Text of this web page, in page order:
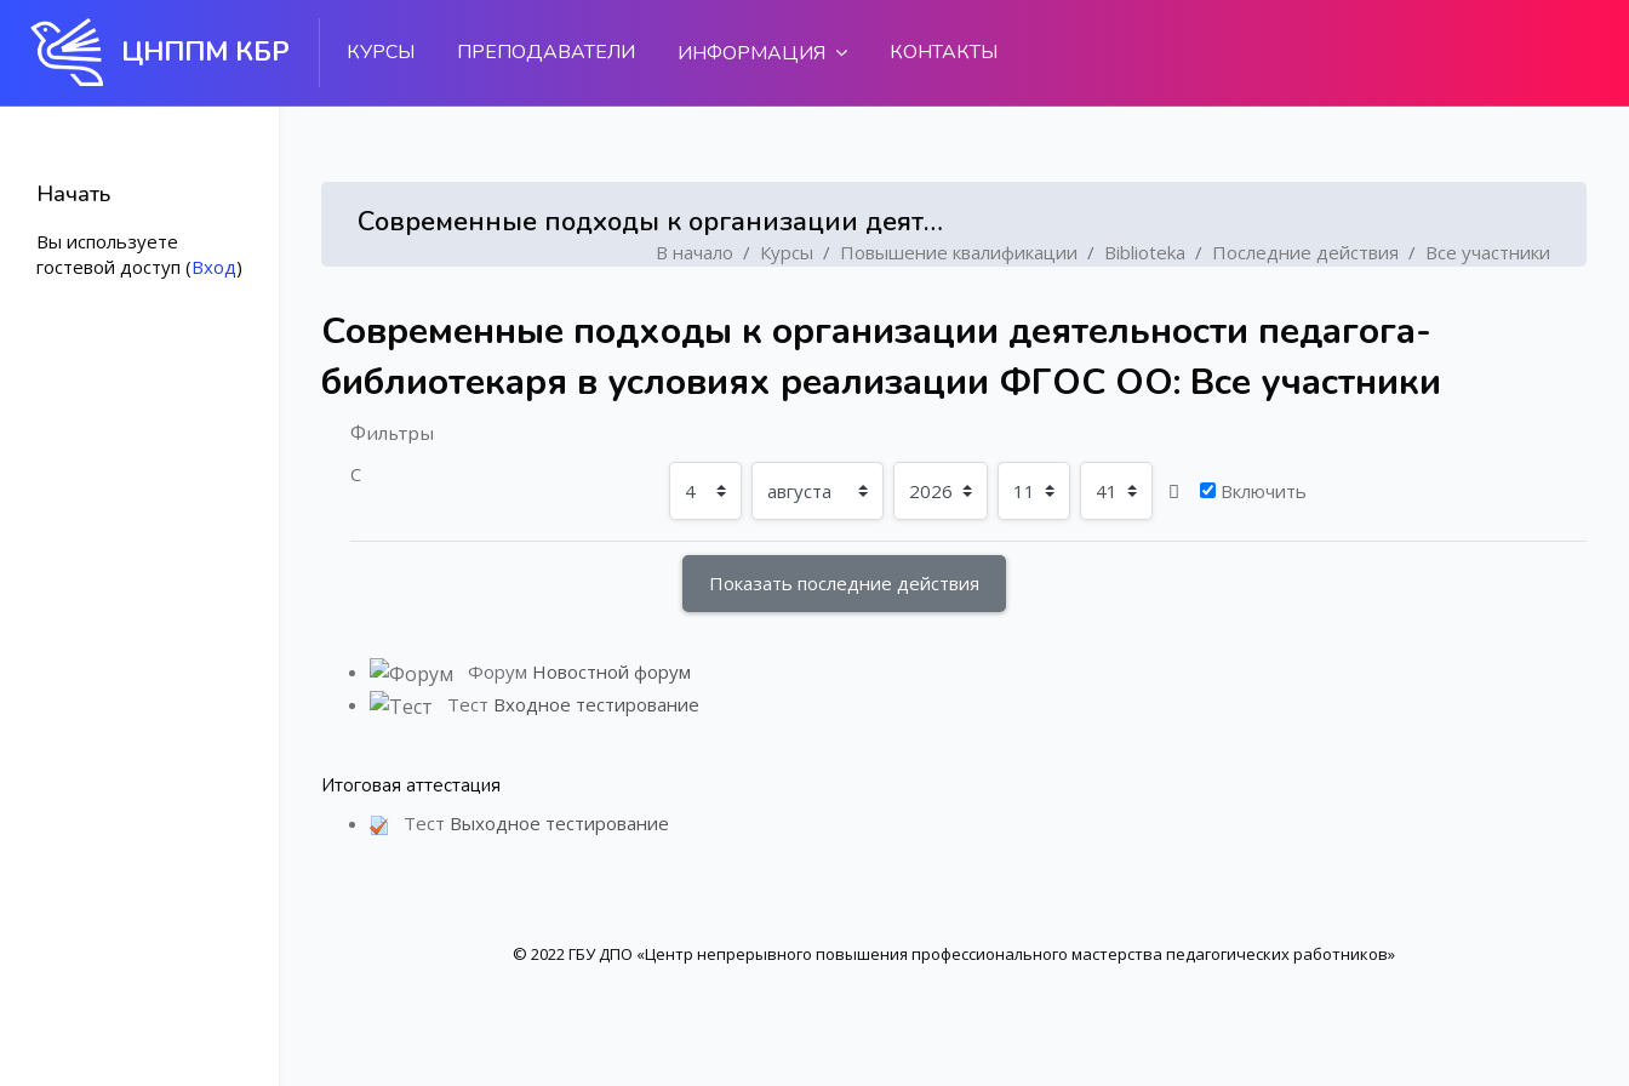
ЦНППМ КБР КУРСЫ ПРЕПОДАВАТЕЛИ ИНФОРМАЦИЯ КОНТАКТЫ
Начать
Вы используете
гостевой доступ (Вход)
Современные подходы к организации деятельности педагога-библиотекаря в условиях реализации ФГОС ОО
В начало Курсы Повышение квалификации Biblioteka Последние действия Все участники
Перейти к основному содержанию
Современные подходы к организации деятельности педагога-
библиотекаря в условиях реализации ФГОС ОО: Все участники
Фильтры
С С
День Месяц Минута Включить
Форум Новостной форум
Тест Входное тестирование
Итоговая аттестация
Тест Выходное тестирование
© 2022 ГБУ ДПО «Центр непрерывного повышения профессионального мастерства педагогических работников»